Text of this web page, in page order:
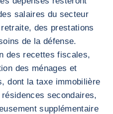
salaires du secteur
des prestations
de la défense.
des recettes fiscales,
des ménages et
dont la taxe immobilière
secondaires,
supplémentaire